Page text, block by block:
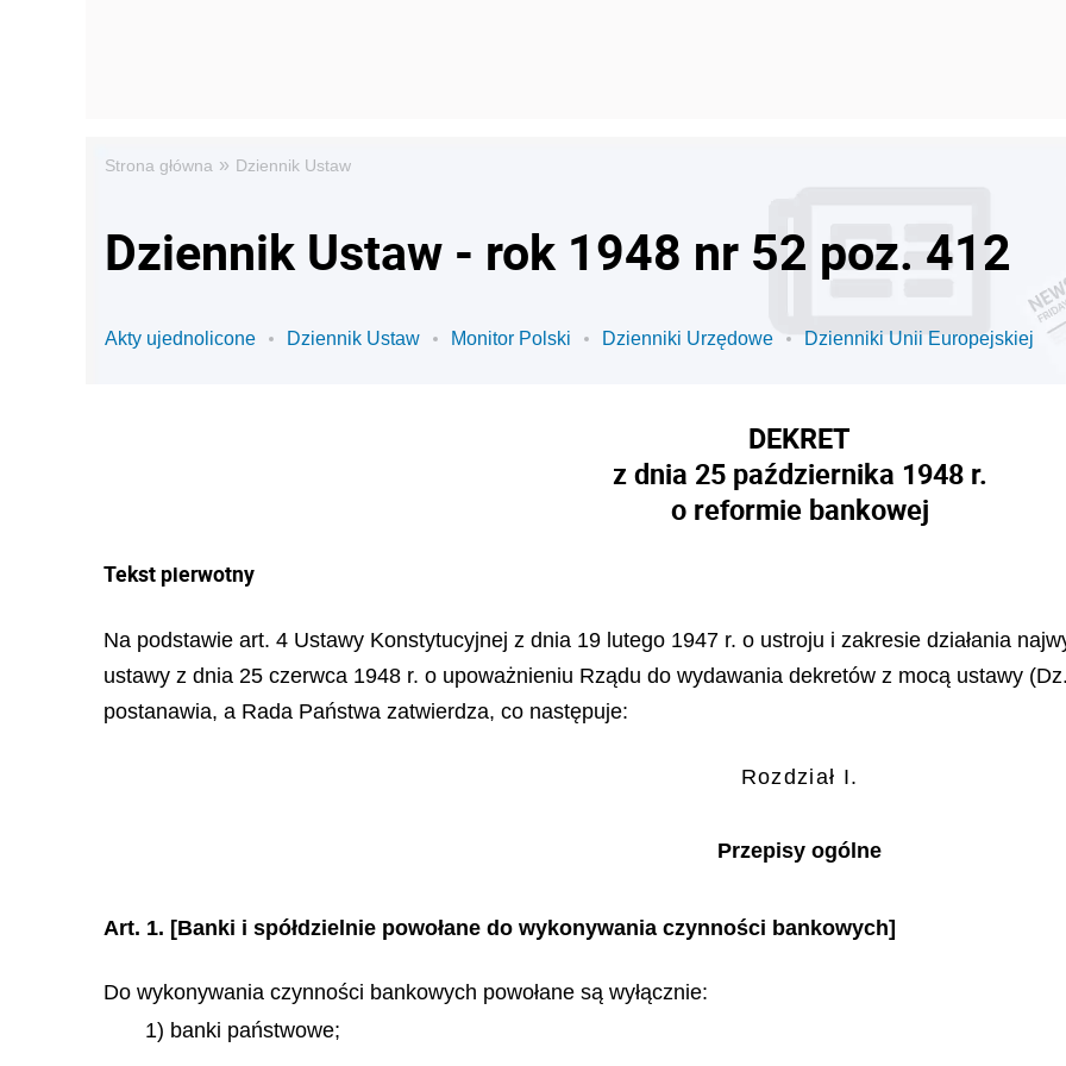
Strona główna » Dziennik Ustaw
Dziennik Ustaw - rok 1948 nr 52 poz. 412
Akty ujednolicone Dziennik Ustaw Monitor Polski Dzienniki Urzędowe Dzienniki Unii Europejskiej
DEKRET
z dnia 25 października 1948 r.
o reformie bankowej
Tekst pierwotny
Na podstawie art. 4 Ustawy Konstytucyjnej z dnia 19 lutego 1947 r. o ustroju i zakresie działania
ustawy z dnia 25 czerwca 1948 r. o upoważnieniu Rządu do wydawania dekretów z mocą ustawy
postanawia, a Rada Państwa zatwierdza, co następuje:
Rozdział I.
Przepisy ogólne
Art. 1. [Banki i spółdzielnie powołane do wykonywania czynności bankowych]
Do wykonywania czynności bankowych powołane są wyłącznie:
1) banki państwowe;